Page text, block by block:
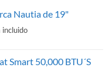
Nautia de 19"
incluido
Smart 50,000 BTU´S